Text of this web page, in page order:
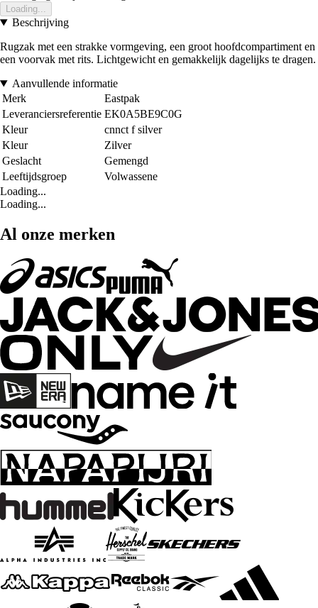
Loading...
Beschrijving
Rugzak met een strakke vormgeving, een groot hoofdcompartiment en
een voorvak met rits. Lichtgewicht en gemakkelijk dagelijks te dragen.
Aanvullende informatie
Merk
Eastpak
Leveranciersreferentie EK0A5BE9C0G
Kleur
cnnct f silver
Kleur
Zilver
Geslacht
Gemengd
Leeftijdsgroep
Volwassene
Loading...
Loading...
Al onze merken